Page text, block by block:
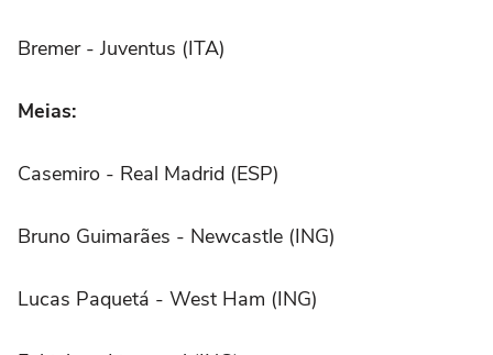
Bremer - Juventus (ITA)
Meias:
Casemiro - Real Madrid (ESP)
Bruno Guimarães - Newcastle (ING)
Lucas Paquetá - West Ham (ING)